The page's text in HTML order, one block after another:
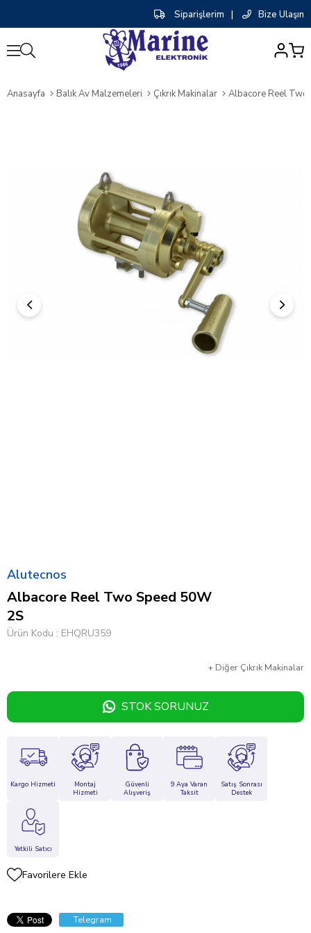
Siparişlerim | Bize Ulaşın
Anasayfa Balık Av Malzemeleri Çıkrık Makinalar Albacore Reel Two
Alutecnos
Albacore Reel Two Speed 50W
2S
Ürün Kodu EHQRU359
+ Diğer Çıkrık Makinalar
STOK SORUNUZ
Kargo Hizmeti
Montaj
Hizmeti
Güvenli
Alışveriş
9 Aya Varan
Taksit
Satış Sonrası
Destek
Yetkili Satıcı
Favorilere Ekle
Telegram